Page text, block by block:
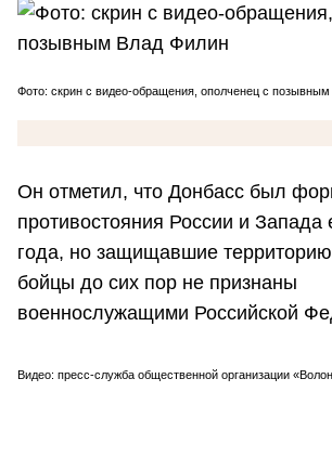
Фото: скрин с видео-обращения, ополченец с
Он отметил, что Донбасс был
противостояния России и
года, но защищавшие
бойцы до сих пор не признаны
военнослужащими Российской
Видео: пресс-служба общественной организации